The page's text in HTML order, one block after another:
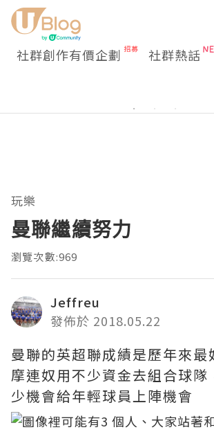
社群創作有價企劃 社群熱話
玩樂
曼聯繼續努力
瀏覽次數:969
Jeffreu
發佈於 2018.05.22
曼聯的英超聯成績是歷年來最
摩連奴用不少資金去組合球隊
少機會給年輕球員上陣機會